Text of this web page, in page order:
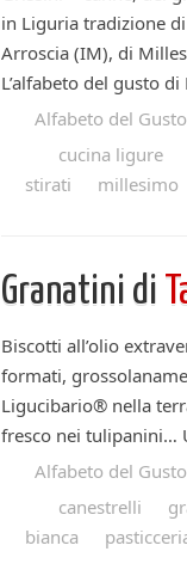
in Liguria tradizione
Arroscia (IM), di
L’alfabeto del gusto
Alfabeto del
cucina ligure
stirati
millesimo
Granatini di
Biscotti all’olio
formati,
Ligucibario® nella
fresco nei tulipanini…
Alfabeto del
canestrelli
bianca